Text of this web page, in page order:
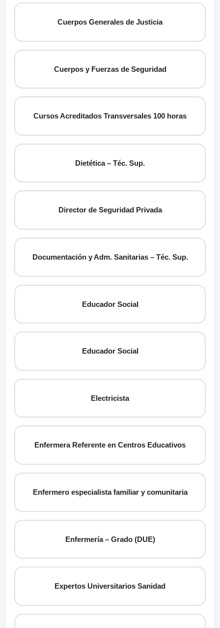
Cuerpos Generales de Justicia
Cuerpos y Fuerzas de Seguridad
Cursos Acreditados Transversales 100 horas
Dietética – Téc. Sup.
Director de Seguridad Privada
Documentación y Adm. Sanitarias – Téc. Sup.
Educador Social
Educador Social
Electricista
Enfermera Referente en Centros Educativos
Enfermero especialista familiar y comunitaria
Enfermería – Grado (DUE)
Expertos Universitarios Sanidad